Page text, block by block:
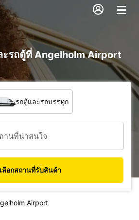
ะรถตู้ที่ Angelholm Airport
รถตู้และรถบรรทุก
เลือกสถานที่รับสินค้า
Airport